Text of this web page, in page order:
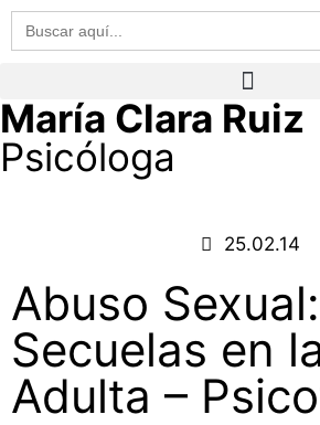
Buscar:
María Clara Ruiz
Psicóloga
25.02.14
Abuso Sexual:
Secuelas en
Adulta –